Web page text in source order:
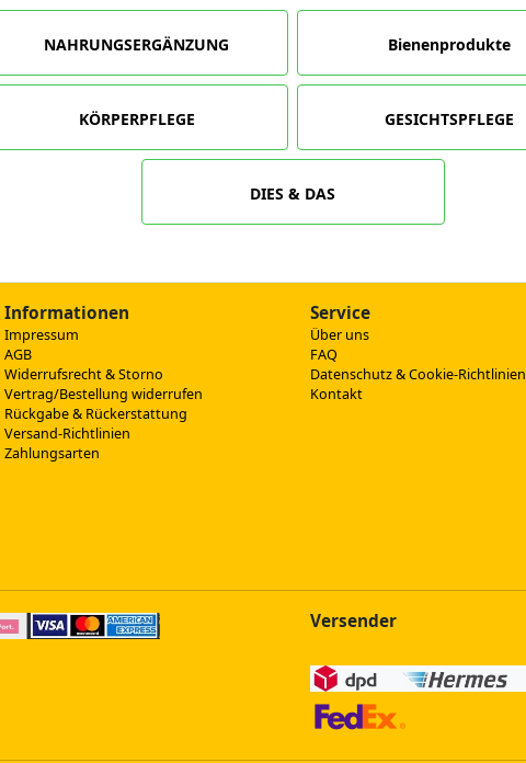
NAHRUNGSERGÄNZUNG Bienenprodukte
KÖRPERPFLEGE GESICHTSPFLEGE
DIES & DAS
Informationen
Impressum
AGB
Widerrufsrecht & Storno
Vertrag/Bestellung widerrufen
Rückgabe & Rückerstattung
Versand-Richtlinien
Zahlungsarten
Service
Über uns
FAQ
Datenschutz & Cookie-Richtlinien
Kontakt
Versender